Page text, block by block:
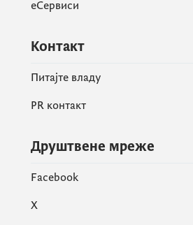
еСервиси
Контакт
Питајте владу
PR контакт
Друштвене мреже
Facebook
X